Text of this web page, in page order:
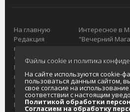
На главную
Редакция
портала
О проекте
Реклама на
портале
Отзывы и
предложения
Интернет-
Интересное в
"Вечерний
Городская
Главный
Колымы
Политика в
персональных
Согласие на
Файлы cookie и политика
На сайте используются cookie-
пользоваться данным сайтом,
свое согласие на
соответствии с настоящим
Политикой обработки
Согласием на обработку